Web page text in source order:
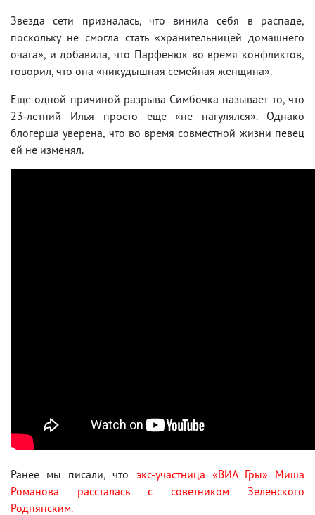
Звезда сети призналась, что винила себя в распаде,
поскольку не смогла стать «хранительницей домашнего
очага», и добавила, что Парфенюк во время конфликтов,
говорил, что она «никудышная семейная женщина».
Еще одной причиной разрыва Симбочка называет то, что
23-летний Илья просто еще «не нагулялся». Однако
блогерша уверена, что во время совместной жизни певец
ей не изменял.
Ранее мы писали, что экс-участница «ВИА Гры» Миша
Романова рассталась с советником Зеленского
Роднянским.